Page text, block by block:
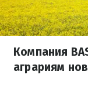
Компания
аграриям